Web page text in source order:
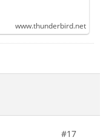
www.thunderbird.net
#17